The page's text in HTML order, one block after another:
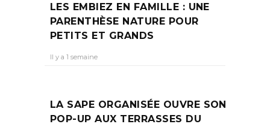
LES EMBIEZ EN FAMILLE : UNE
PARENTHÈSE NATURE POUR
PETITS ET GRANDS
Il y a 1 semaine
LA SAPE ORGANISÉE OUVRE SON
POP-UP AUX TERRASSES DU